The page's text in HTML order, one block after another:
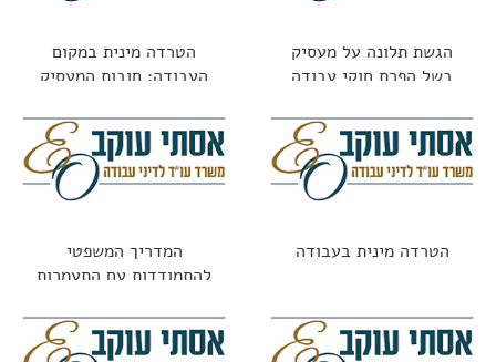
הגשת תלונה על מעסיק
בשל הפרת חוקי עבודה
הטרדה מינית במקום
העבודה: חובות המעסיק
הטרדה מינית בעבודה
המדריך המשפטי
להתמודדות עם התעמרות
לתביעה?